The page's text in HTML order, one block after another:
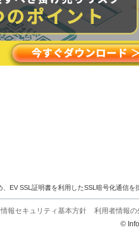
EV SSL証明書を利用したSSL暗号化通信を
情報セキュリティ基本方針
利用者情報
©